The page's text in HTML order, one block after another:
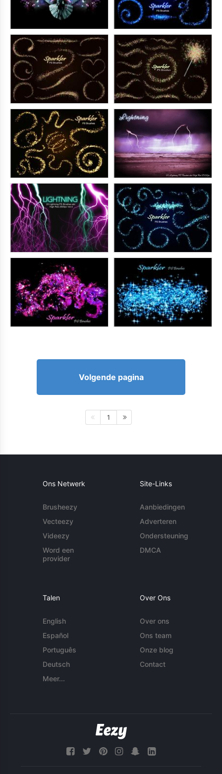
Volgende pagina
1
Ons Netwerk
Brusheezy
Vecteezy
Videezy
Word een
provider
Site-Links
Aanbiedingen
Adverteren
Ondersteuning
DMCA
Talen
English
Español
Português
Deutsch
Meer...
Over Ons
Over ons
Ons team
Onze blog
Contact